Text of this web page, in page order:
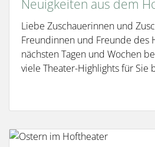
Neuigkeiten aus dem
Liebe Zuschauerinnen und
Freundinnen und Freunde des
nächsten Tagen und Wochen
viele Theater-Highlights für Sie